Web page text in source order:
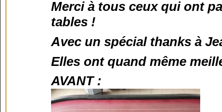
Merci à tous ceux qui ont
tables !
Avec un spécial thanks à
Elles ont quand même
AVANT :